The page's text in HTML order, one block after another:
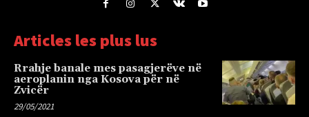
Articles les plus lus
Rrahje banale mes pasagjerëve në
aeroplanin nga Kosova për në
Zvicër
29/05/2021